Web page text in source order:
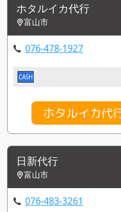
ホタルイカ代行
富山市
076-478-1927
CASH
ホタルイカ代
日新代行
富山市
076-483-3261